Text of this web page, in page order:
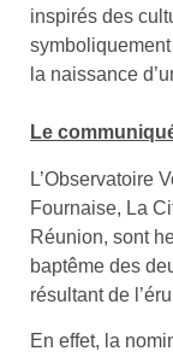
inspirés des
la naissance
Le
L’Observatoire
Fournaise, La
Réunion, sont
baptême des
résultant de
En effet, la